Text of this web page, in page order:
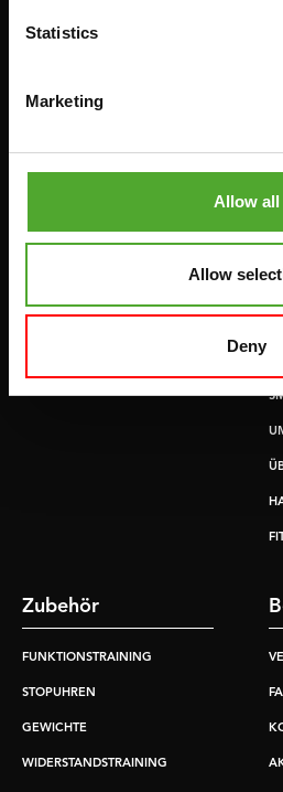
Statistics
Marketing
Allow all
Allow
Deny
Bleiben Sie informiert:
Cardio
SPRINTER FAHRRÄDER
LAUFBÄNDER
Zubehör
FUNKTIONSTRAINING
STOPUHREN
GEWICHTE
WIDERSTANDSTRAINING